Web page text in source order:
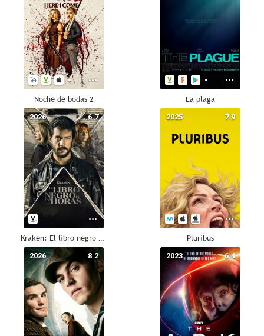
Noche de bodas 2 La plaga
6.7
2026
Kraken: El libro negro de las horas
7.9
2025
Pluribus
8.2
2026 6.4
2023